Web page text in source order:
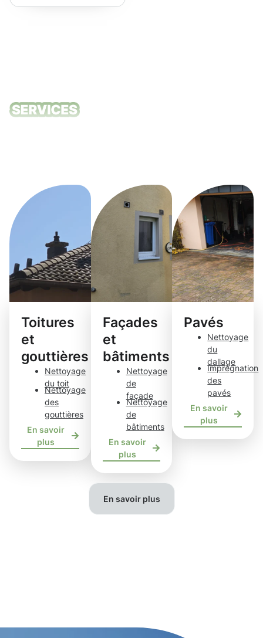
Fortement recommandé !
Toitures
et
gouttières
Nettoyage
du toit
Nettoyage
des
gouttières
En savoir
plus
Façades
et
bâtiments
Nettoyage
de
façade
Nettoyage
de
bâtiments
En savoir
plus
Pavés
Nettoyage
du
dallage
Imprégnation
des
pavés
En savoir
plus
En savoir plus